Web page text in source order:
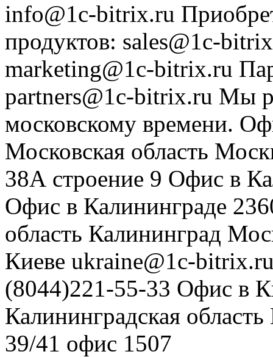
info@1c-bitrix.ru
продуктов: sales@1c-
marketing@1c-bitrix.ru
partners@1c-bitrix.ru Мы
московскому времени.
Московская область
38А строение 9 Офис в
Офис в Калининграде
область Калининград
Киеве ukraine@1c-
(8044)221-55-33 Офис в
Калининградская область
39/41 офис 1507